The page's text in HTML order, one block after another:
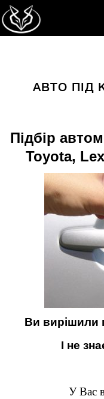
АВТО ПІД
Підбір
Toyota,
Ви вирішили
І не
У Вас